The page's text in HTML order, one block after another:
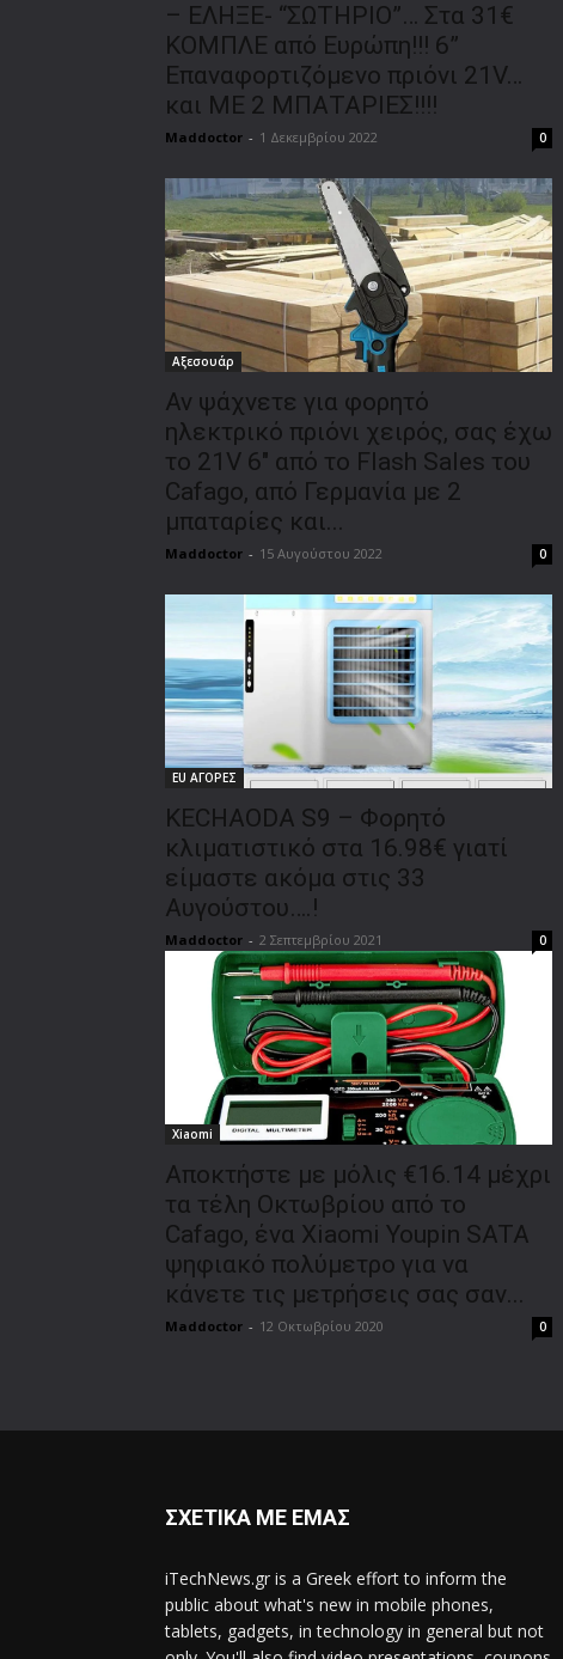
– ΕΛΗΞΕ- “ΣΩΤΗΡΙΟ”… Στα 31€
ΚΟΜΠΛΕ από Ευρώπη!!! 6”
Επαναφορτιζόμενο πριόνι 21V…
και ΜΕ 2 ΜΠΑΤΑΡΙΕΣ!!!!
Maddoctor - 1 Δεκεμβρίου 2022 0
Αξεσουάρ
Αν ψάχνετε για φορητό
ηλεκτρικό πριόνι χειρός, σας έχω
το 21V 6″ από το Flash Sales του
Cafago, από Γερμανία με 2
μπαταρίες και...
Maddoctor - 15 Αυγούστου 2022 0
EU ΑΓΟΡΕΣ
KECHAODA S9 – Φορητό
κλιματιστικό στα 16.98€ γιατί
είμαστε ακόμα στις 33
Αυγούστου….!
Maddoctor - 2 Σεπτεμβρίου 2021 0
Xiaomi
Αποκτήστε με μόλις €16.14 μέχρι
τα τέλη Οκτωβρίου από το
Cafago, ένα Xiaomi Youpin SATA
ψηφιακό πολύμετρο για να
κάνετε τις μετρήσεις σας σαν...
Maddoctor - 12 Οκτωβρίου 2020 0
ΣΧΕΤΙΚΑ ΜΕ ΕΜΑΣ
iTechNews.gr is a Greek effort to inform the
public about what's new in mobile phones,
tablets, gadgets, in technology in general but not